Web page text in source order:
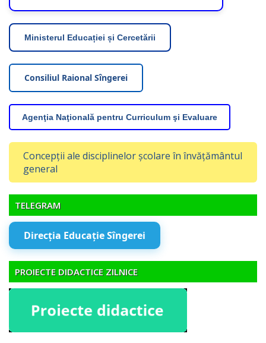
Ministerul Educației și Cercetării
Consiliul Raional Sîngerei
Agenţia Naţională pentru Curriculum şi Evaluare
Concepții ale disciplinelor școlare în învățământul
general
TELEGRAM
Direcția Educație Sîngerei
PROIECTE DIDACTICE ZILNICE